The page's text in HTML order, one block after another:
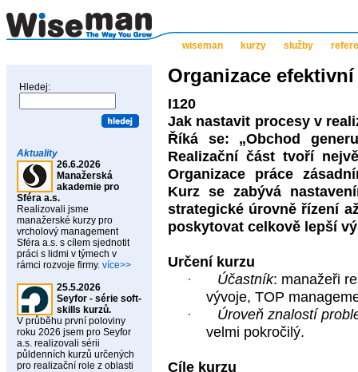
wiseman kurzy služby
Hledej:
Aktuality
26.6.2026
Manažerská
akademie pro
Sféra a.s.
Realizovali jsme
manažerské kurzy pro
vrcholový management
Sféra a.s. s cílem sjednotit
práci s lidmi v týmech v
rámci rozvoje firmy. více>>
25.5.2026
Seyfor - série soft-
skills kurzů.
V průběhu první poloviny
roku 2026 jsem pro Seyfor
a.s. realizovali sérii
půldenních kurzů určených
pro realizační role z oblasti
Organizace
I120
Jak nastavit procesy v
Říká se: „Obchod
Realizační část tvoří
Organizace práce
Kurz se zabývá
strategické úrovně řízení
poskytovat celkově lepší
Určení kurzu
·
Účastník: manažeři
vývoje, TOP
·
Úroveň znalostí
velmi pokročilý.
Cíle kurzu